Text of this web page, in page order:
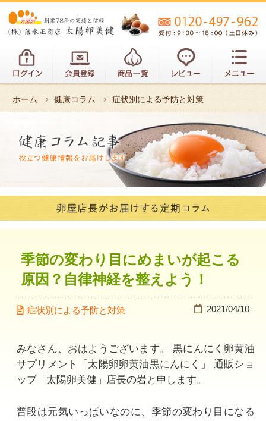
ホーム 健康コラム 症状別による予防と対策
季節の変わり目にめまいが起こる
原因？自律神経を整えよう！
症状別による予防と対策 2021/04/10
みなさん、おはようございます。
黒にんにく卵黄油
サプリメント「太陽卵卵黄油黒にんにく」
通販ショ
ップ「太陽卵美健」店長の岩と申します。
普段は元気いっぱいなのに、季節の変わり目になる